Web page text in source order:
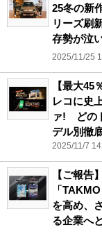
25冬の新
リーズ刷
存勢が泣
2025/11/25
【最大
レコに史
ァ! どの
デル別徹
2025/11/7
【ご報告
「
を高め、
る企業へ